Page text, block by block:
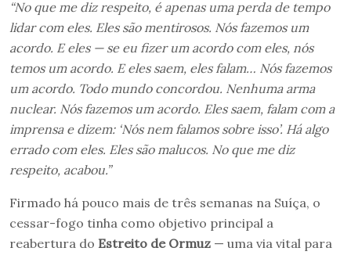
“No que me diz respeito, é apenas uma perda de tempo
lidar com eles. Eles são mentirosos. Nós fazemos um
acordo. E eles — se eu fizer um acordo com eles, nós
temos um acordo. E eles saem, eles falam… Nós fazemos
um acordo. Todo mundo concordou. Nenhuma arma
nuclear. Nós fazemos um acordo. Eles saem, falam com a
imprensa e dizem: ‘Nós nem falamos sobre isso’. Há algo
errado com eles. Eles são malucos. No que me diz
respeito, acabou.”
Firmado há pouco mais de três semanas na Suíça, o
cessar-fogo tinha como objetivo principal a
reabertura do Estreito de Ormuz — uma via vital para